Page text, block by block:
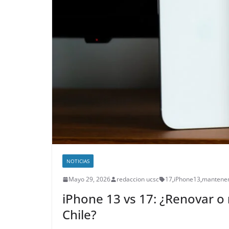
NOTICIAS
Mayo 29, 2026 redaccion ucsc 17,iPhone13,
iPhone 13 vs 17: ¿Renovar
Chile?